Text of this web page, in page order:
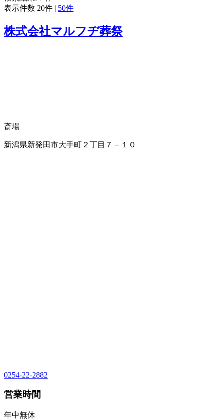
表示件数 20件 | 50件
株式会社マルフヂ葬祭
斎場
新潟県新発田市大手町２丁目７－１０
0254-22-2882
営業時間
年中無休